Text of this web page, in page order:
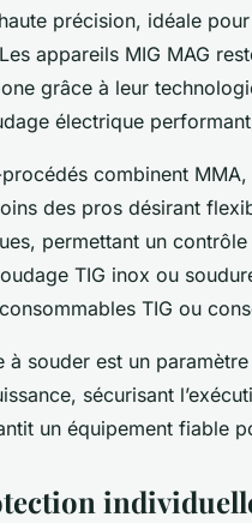
précision, idéale
appareils MIG MAG
grâce à leur
électrique
combinent
des pros désirant
permettant un
TIG inox ou
TIG ou
à souder est un
sécurisant
un équipement fiable